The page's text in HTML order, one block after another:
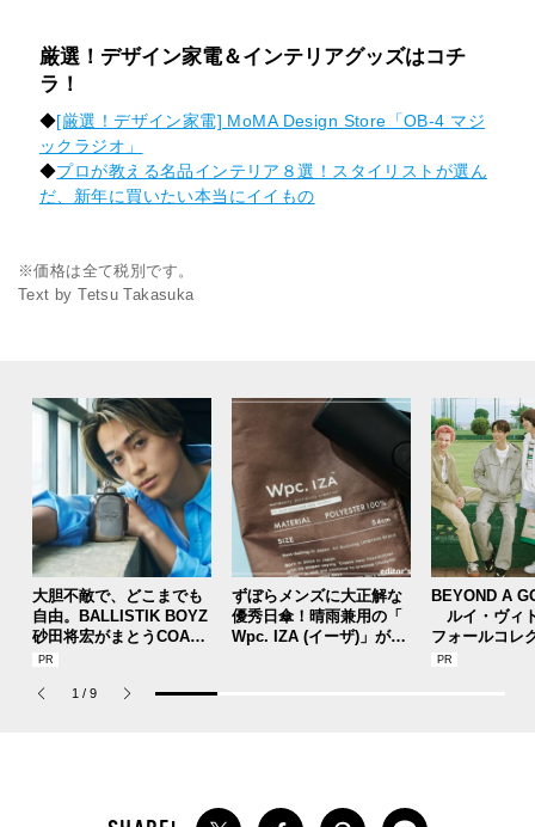
厳選！デザイン家電＆インテリアグッズはコチ
ラ！
◆[厳選！デザイン家電] MoMA Design Store「OB‐4 マジ
ックラジオ」
◆プロが教える名品インテリア８選！スタイリストが選ん
だ、新年に買いたい本当にイイもの
※価格は全て税別です。
Text by Tetsu Takasuka
大胆不敵で、どこまでも
自由。BALLISTIK BOYZ
砂田将宏がまとうCOACH
の新作フレグランス「コ
パルファム」
ずぼらメンズに大正解な
優秀日傘！晴雨兼用の「
Wpc. IZA (イーザ)」があ
BEYOND A
ルイ・ヴィ
フォールコレ
描くプレッピ
1 / 9